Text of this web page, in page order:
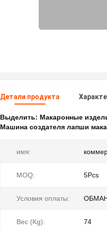
Детали продукта
Выделить: Макаронные
Машина создателя лапши
имя:
MOQ: 5Pcs
Условия оплаты:
Вес (Kg): 74